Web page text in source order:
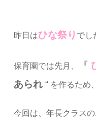
昨日はひな祭り でし
保育園では先月、 『
あられ “ を作るため
今回は、年長クラス